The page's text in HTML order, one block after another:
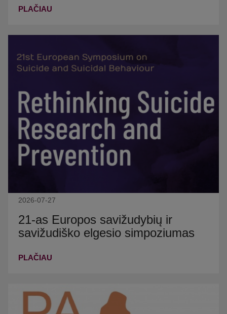
PLAČIAU
2026-07-27
21-as Europos savižudybių ir
savižudiško elgesio simpoziumas
PLAČIAU